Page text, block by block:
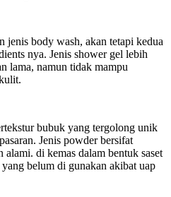
jenis body wash, akan tetapi kedua
nya. Jenis shower gel lebih
lama, namun tidak mampu
bubuk yang tergolong unik
Jenis powder bersifat
di kemas dalam bentuk saset
belum di gunakan akibat uap